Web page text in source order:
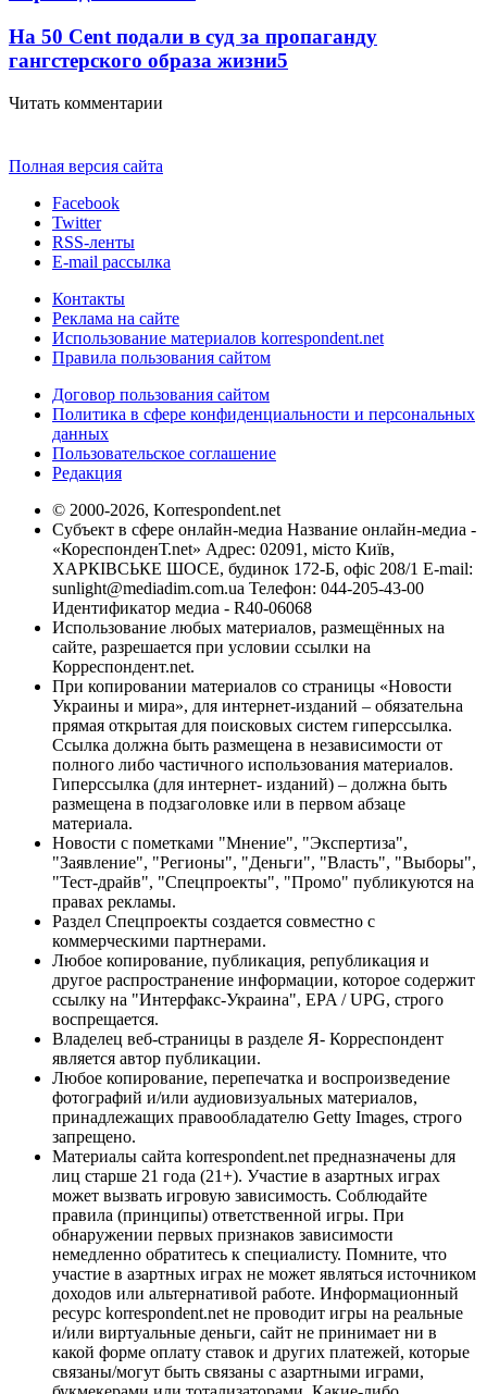
На 50 Cent подали в суд за пропаганду
гангстерского образа жизни5
Читать комментарии
Полная версия сайта
Facebook
Twitter
RSS-ленты
E-mail рассылка
Контакты
Реклама на сайте
Использование материалов korrespondent.net
Правила пользования сайтом
Договор пользования сайтом
Политика в сфере конфиденциальности и персональных
данных
Пользовательское соглашение
Редакция
© 2000-2026, Korrespondent.net
Субъект в сфере онлайн-медиа Название онлайн-медиа -
«КореспонденТ.net» Адрес: 02091, місто Київ,
ХАРКІВСЬКЕ ШОСЕ, будинок 172-Б, офіс 208/1 E-mail:
sunlight@mediadim.com.ua Телефон: 044-205-43-00
Идентификатор медиа - R40-06068
Использование любых материалов, размещённых на
сайте, разрешается при условии ссылки на
Корреспондент.net.
При копировании материалов со страницы «Новости
Украины и мира», для интернет-изданий – обязательна
прямая открытая для поисковых систем гиперссылка.
Ссылка должна быть размещена в независимости от
полного либо частичного использования материалов.
Гиперссылка (для интернет- изданий) – должна быть
размещена в подзаголовке или в первом абзаце
материала.
Новости с пометками "Мнение", "Экспертиза",
"Заявление", "Регионы", "Деньги", "Власть", "Выборы",
"Тест-драйв", "Спецпроекты", "Промо" публикуются на
правах рекламы.
Раздел Спецпроекты создается совместно с
коммерческими партнерами.
Любое копирование, публикация, републикация и
другое распространение информации, которое содержит
ссылку на "Интерфакс-Украина", EPA / UPG, строго
воспрещается.
Владелец веб-страницы в разделе Я- Корреспондент
является автор публикации.
Любое копирование, перепечатка и воспроизведение
фотографий и/или аудиовизуальных материалов,
принадлежащих правообладателю Getty Images, строго
запрещено.
Материалы сайта korrespondent.net предназначены для
лиц старше 21 года (21+). Участие в азартных играх
может вызвать игровую зависимость. Соблюдайте
правила (принципы) ответственной игры. При
обнаружении первых признаков зависимости
немедленно обратитесь к специалисту. Помните, что
участие в азартных играх не может являться источником
доходов или альтернативой работе. Информационный
ресурс korrespondent.net не проводит игры на реальные
и/или виртуальные деньги, сайт не принимает ни в
какой форме оплату ставок и других платежей, которые
связаны/могут быть связаны с азартными играми,